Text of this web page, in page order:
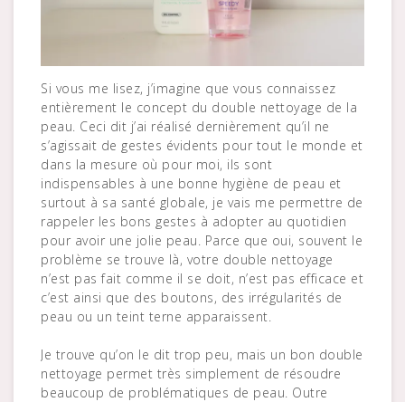
Si vous me lisez, j’imagine que vous connaissez
entièrement le concept du double nettoyage de la
peau. Ceci dit j’ai réalisé dernièrement qu’il ne
s’agissait de gestes évidents pour tout le monde et
dans la mesure où pour moi, ils sont
indispensables à une bonne hygiène de peau et
surtout à sa santé globale, je vais me permettre de
rappeler les bons gestes à adopter au quotidien
pour avoir une jolie peau. Parce que oui, souvent le
problème se trouve là, votre double nettoyage
n’est pas fait comme il se doit, n’est pas efficace et
c’est ainsi que des boutons, des irrégularités de
peau ou un teint terne apparaissent.
Je trouve qu’on le dit trop peu, mais un bon double
nettoyage permet très simplement de résoudre
beaucoup de problématiques de peau. Outre